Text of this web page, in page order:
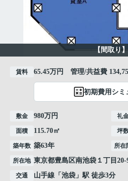
【間取り】
賃料 65.45万円 管理/共益費
初期費用シミ
敷金 980万円 礼
面積 115.70㎡ 坪
築年数 築63年 所在
所在地 東京都豊島区南池袋 １丁目20-
交通 山手線 「 池袋 」駅 徒歩3分